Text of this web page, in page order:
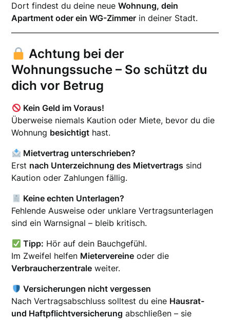
Dort findest du deine neueWohnung, dein
Apartment oder ein WG-Zimmer in deiner Stadt.
Achtung bei der
Wohnungssuche – So schützt du
dich vor Betrug
Kein Geld im Voraus!
Überweise niemals Kaution oder Miete, bevor du die
Wohnung besichtigt hast.
Mietvertrag unterschrieben?
Erst nach Unterzeichnung des Mietvertrags sind
Kaution oder Zahlungen fällig.
Keine echten Unterlagen?
Fehlende Ausweise oder unklare Vertragsunterlagen
sind ein Warnsignal – bleib kritisch.
Tipp: Hör auf dein Bauchgefühl.
Im Zweifel helfen Mietervereine oder die
Verbraucherzentrale weiter.
Versicherungen nicht vergessen
Nach Vertragsabschluss solltest du eine Hausrat-
und Haftpflichtversicherung abschließen – sie